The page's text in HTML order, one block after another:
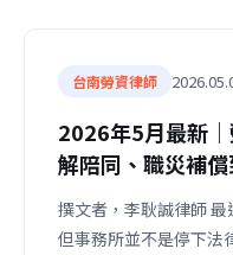
台南勞資律師
2026年5月最新
解陪同、職災補
撰文者，李耿誠律師 最
但事務所並不是停下法